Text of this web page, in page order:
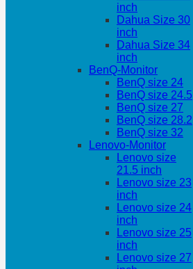
inch
Dahua Size 30
inch
Dahua Size 34
inch
BenQ-Monitor
BenQ size 24
BenQ size 24.5
BenQ size 27
BenQ size 28.2
BenQ size 32
Lenovo-Monitor
Lenovo size
21.5 inch
Lenovo size 23
inch
Lenovo size 24
inch
Lenovo size 25
inch
Lenovo size 27